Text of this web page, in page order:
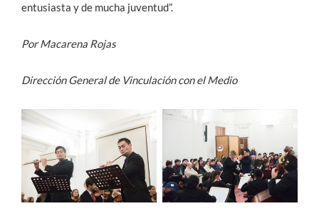
entusiasta y de mucha juventud”.
Por Macarena Rojas
Dirección General de Vinculación con el Medio